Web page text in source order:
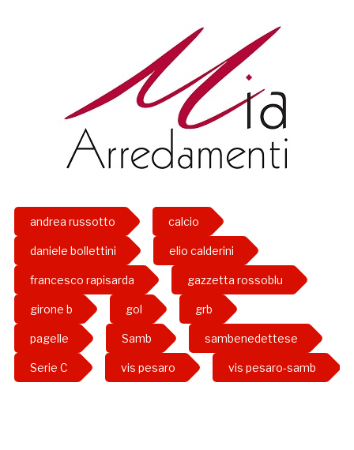
andrea russotto calcio
daniele bollettini elio calderini
francesco rapisarda gazzetta rossoblu
girone b gol grb
pagelle Samb sambenedettese
Serie C vis pesaro vis pesaro-samb